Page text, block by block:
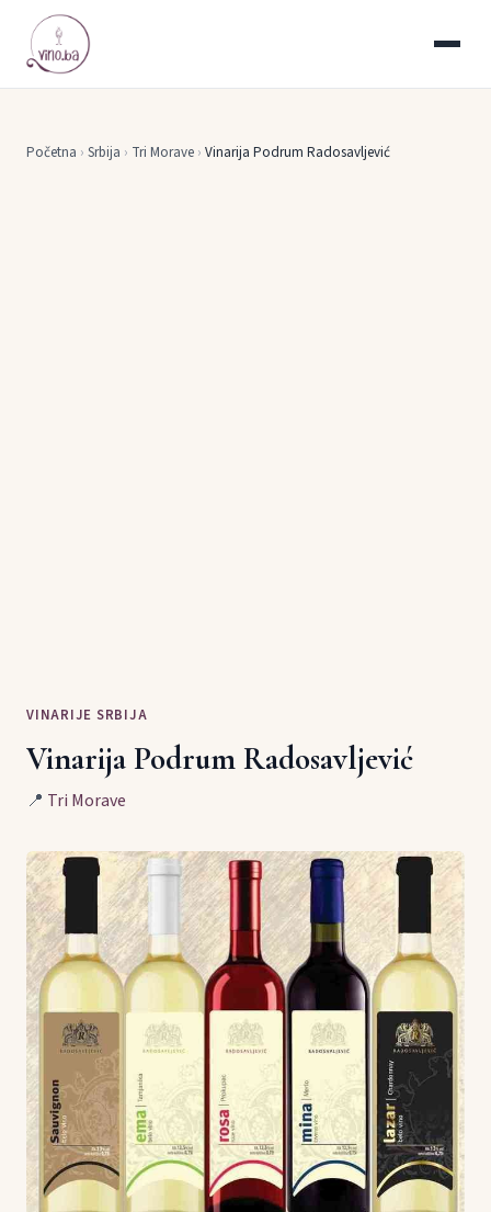
Početna › Srbija › Tri Morave › Vinarija Podrum Radosavljević
VINARIJE SRBIJA
Vinarija Podrum Radosavljević
📍 Tri Morave